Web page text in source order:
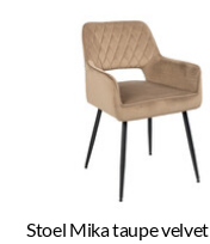
Stoel Mika taupe velvet